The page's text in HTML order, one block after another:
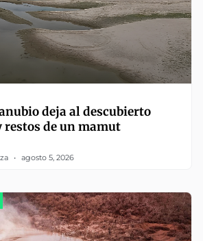
deja al descubierto
restos de un mamut
agosto 5, 2026